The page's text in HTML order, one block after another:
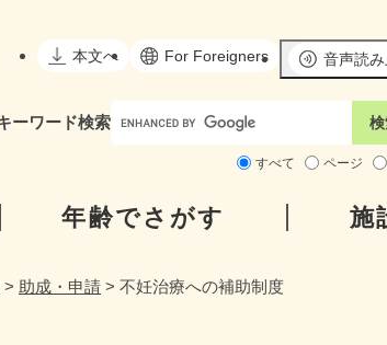
本文へ For Foreigners 音声読
ーワード検索
すべて ページ
年齢でさがす 施
> 助成・申請 > 不妊治療への補助制度